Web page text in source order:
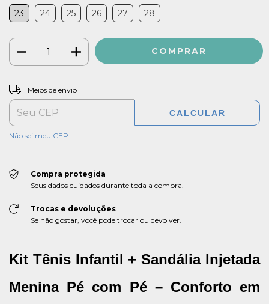
23 24 25 26 27 28
Entregas para o CEP:
Meios de envio
CALCULAR
Não sei meu CEP
Compra protegida
Seus dados cuidados durante toda a compra.
Trocas e devoluções
Se não gostar, você pode trocar ou devolver.
Kit Tênis Infantil + Sandália Injetada
Menina Pé com Pé – Conforto em